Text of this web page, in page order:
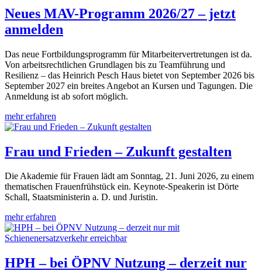
Neues MAV-Programm 2026/27 – jetzt
anmelden
Das neue Fortbildungsprogramm für Mitarbeitervertretungen ist da.
Von arbeitsrechtlichen Grundlagen bis zu Teamführung und
Resilienz – das Heinrich Pesch Haus bietet von September 2026 bis
September 2027 ein breites Angebot an Kursen und Tagungen. Die
Anmeldung ist ab sofort möglich.
mehr erfahren
Frau und Frieden – Zukunft gestalten
Die Akademie für Frauen lädt am Sonntag, 21. Juni 2026, zu einem
thematischen Frauenfrühstück ein. Keynote-Speakerin ist Dörte
Schall, Staatsministerin a. D. und Juristin.
mehr erfahren
HPH – bei ÖPNV Nutzung – derzeit nur